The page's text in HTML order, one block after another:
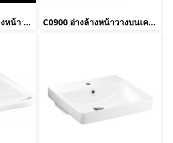
C00340(MOB) อ่างล้างหน้า แบบวางบนเคาน์เตอร์ รุ่น SENSATION ROUND (สีฟ้าด้าน)_ยกเลิกการผลิต C0900 อ่างล้างหน้าวางบนเคาน์เตอร์ 1 รูก๊อก รุ่น Quado 90